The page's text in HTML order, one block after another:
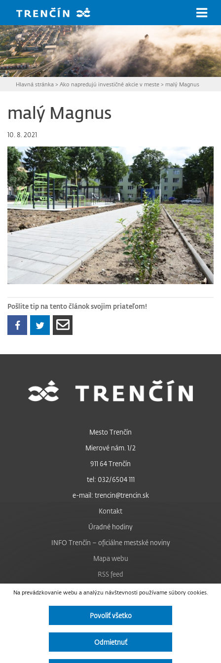
Hlavná stránka >Ako napredujú investičné akcie v meste > malý Magnus
malý Magnus
10. 8. 2021
Pošlite tip na tento článok svojim priateľom!
Na prevádzkovanie webu a analýzu návštevnosti používame súbory cookies.
Povoliť všetko
Odmietnuť
Mesto Trenčín
Mierové nám. 1/2
911 64 Trenčín
tel: 032/6504 111
e-mail: trencin@trencin.sk
Kontakt
Úradné hodiny
INFO Trenčín – oficiálne mestské noviny
Mapa webu
RSS feed
Nastavenie cookies
Facebook
Instagram
Vyhlásenie o prístupnosti